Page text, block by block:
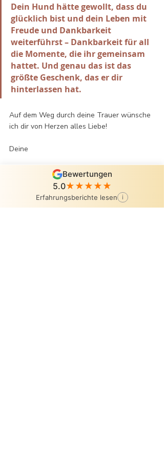
Dein Hund hätte gewollt, dass du
glücklich bist und dein Leben mit
Freude und Dankbarkeit
weiterführst – Dankbarkeit für all
die Momente, die ihr gemeinsam
hattet. Und genau das ist das
größte Geschenk, das er dir
hinterlassen hat.
Auf dem Weg durch deine Trauer wünsche
ich dir von Herzen alles Liebe!
Deine
Bewertungen
5.0★★★★★
Erfahrungsberichte lesen i